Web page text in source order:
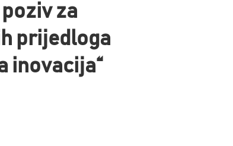
za
prijedloga
inovacija“